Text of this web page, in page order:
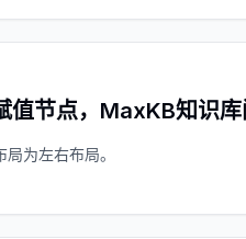
节点，MaxKB知识
为左右布局。